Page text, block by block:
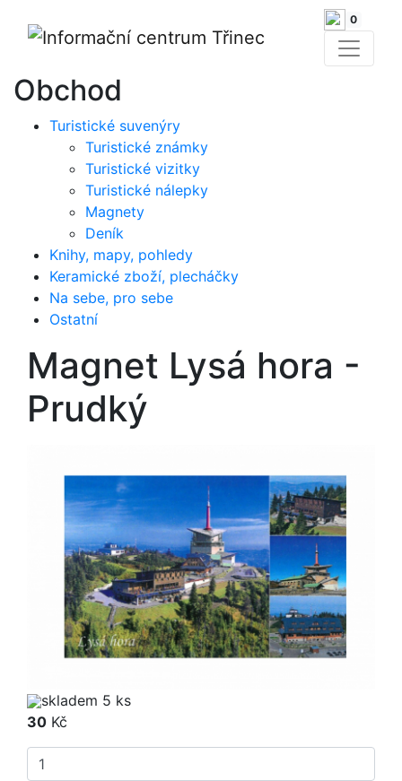
0
Obchod
Turistické suvenýry
Turistické známky
Turistické vizitky
Turistické nálepky
Magnety
Deník
Knihy, mapy, pohledy
Keramické zboží, plecháčky
Na sebe, pro sebe
Ostatní
Magnet Lysá hora -
Prudký
skladem 5 ks
30 Kč